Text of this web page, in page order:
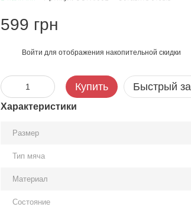
599 грн
Войти для отображения накопительной скидки
Купить Быстрый
Характеристики
Размер
Тип мяча
Материал
Состояние